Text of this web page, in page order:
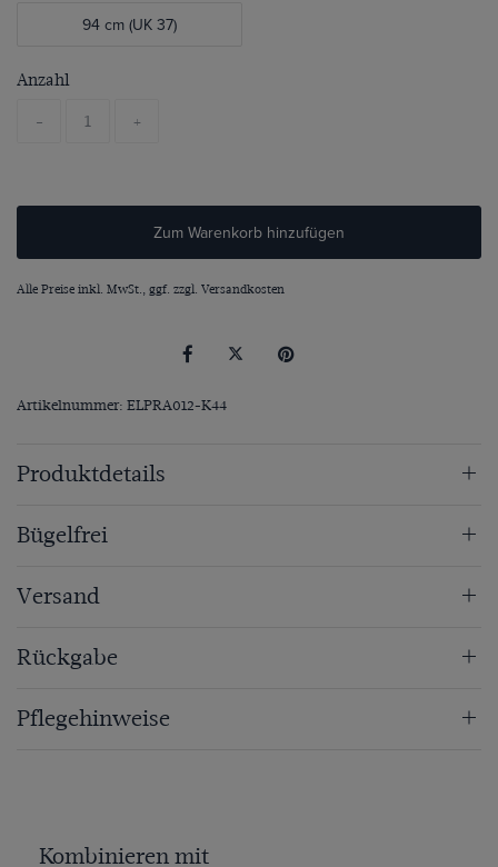
94 cm (UK 37)
Anzahl
- +
Zum Warenkorb hinzufügen
Alle Preise inkl. MwSt., ggf. zzgl. Versandkosten
Artikelnummer: ELPRA012-K44
Produktdetails
Bügelfrei
Versand
Rückgabe
Pflegehinweise
Kombinieren mit